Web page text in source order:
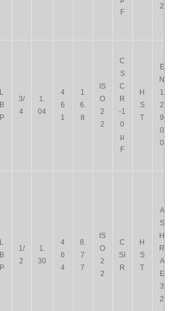
F
2
L
B
P
3/
4
1.
04
4
6
1
1
6.
8
IS
O
2
2
C
S
C
R
-1
0
μ
F
H
S
T
E
N
1
2
9
0
0
L
B
P
1/
2
1.
30
4
6
4
8.
7
7
IS
O
2
2
C
SI
R
H
S
T
A
S
H
R
A
E
3
2